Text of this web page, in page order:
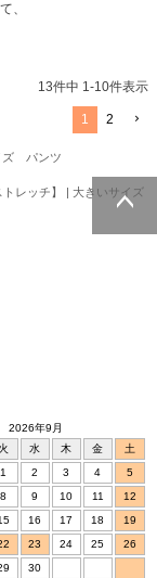
、
13件中 1 -10件表示
1 2
ズ パンツ
レッチ】 | 大きいサイズ
ページトッ
2026年9月
火 水 木 金
土
1
2 3 4
5
8 9 10 11
12
16 17 18
19
23 24 25
26
30